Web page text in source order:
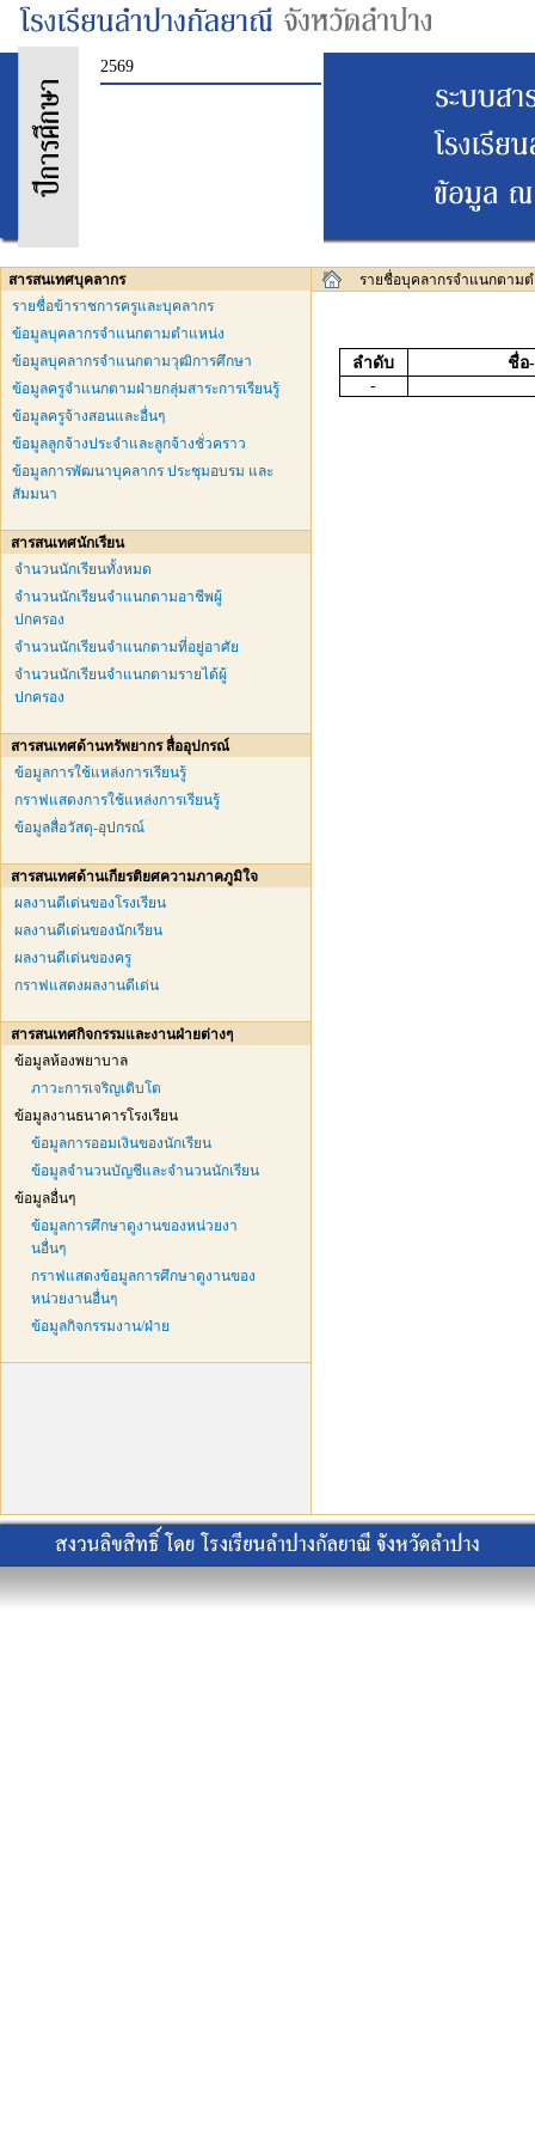
2569
สารสนเทศบุคลากร
รายชื่อข้าราชการครูและบุคลากร
ข้อมูลบุคลากรจำแนกตามตำแหน่ง
ข้อมูลบุคลากรจำแนกตามวุฒิการศึกษา
ข้อมูลครูจำแนกตามฝ่ายกลุ่มสาระการเรียนรู้
ข้อมูลครูจ้างสอนและอื่นๆ
ข้อมูลลูกจ้างประจำและลูกจ้างชั่วคราว
ข้อมูลการพัฒนาบุคลากร ประชุมอบรม และ
สัมมนา
สารสนเทศนักเรียน
จำนวนนักเรียนทั้งหมด
จำนวนนักเรียนจำแนกตามอาชีพผู้
ปกครอง
จำนวนนักเรียนจำแนกตามที่อยู่อาศัย
จำนวนนักเรียนจำแนกตามรายได้ผู้
ปกครอง
สารสนเทศด้านทรัพยากร สื่ออุปกรณ์
ข้อมูลการใช้แหล่งการเรียนรู้
กราฟแสดงการใช้แหล่งการเรียนรู้
ข้อมูลสื่อวัสดุ-อุปกรณ์
สารสนเทศด้านเกียรติยศความภาคภูมิใจ
ผลงานดีเด่นของโรงเรียน
ผลงานดีเด่นของนักเรียน
ผลงานดีเด่นของครู
กราฟแสดงผลงานดีเด่น
สารสนเทศกิจกรรมและงานฝ่ายต่างๆ
ข้อมูลห้องพยาบาล
ภาวะการเจริญเติบโต
ข้อมูลงานธนาคารโรงเรียน
ข้อมูลการออมเงินของนักเรียน
ข้อมูลจำนวนบัญชีและจำนวนนักเรียน
ข้อมูลอื่นๆ
ข้อมูลการศึกษาดูงานของหน่วยงา
นอื่นๆ
กราฟแสดงข้อมูลการศึกษาดูงานของ
หน่วยงานอื่นๆ
ข้อมูลกิจกรรมงาน/ฝ่าย
รายชื่อบุคลากรจำแนกตาม
ลำดับ
ชื่อ
-